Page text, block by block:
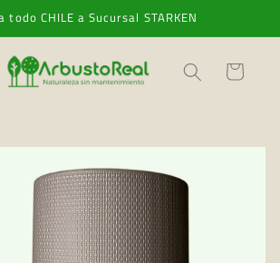
todo CHILE a Sucursal STARKEN
Carrito